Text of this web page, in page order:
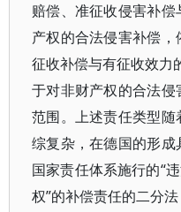
赔偿、准征收侵害补
产权的合法侵害补偿
征收补偿与有征收效力
于对非财产权的合法
范围。上述责任类型
综复杂，在德国的形
国家责任体系施行的“
权”的补偿责任的二分